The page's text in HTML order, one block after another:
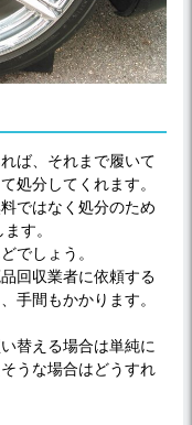
ば、それまで履いて
処分してくれます。
ではなく処分のため
す。
でしょう。
回収業者に依頼する
手間もかかります。
替える場合は単純に
うな場合はどうすれ